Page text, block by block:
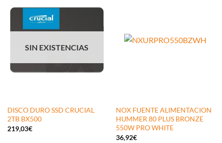
SIN EXISTENCIAS
DISCO DURO SSD CRUCIAL
2TB BX500
219,03€
NOX FUENTE ALIMENTACION
HUMMER 80 PLUS BRONZE
550W PRO WHITE
36,92€